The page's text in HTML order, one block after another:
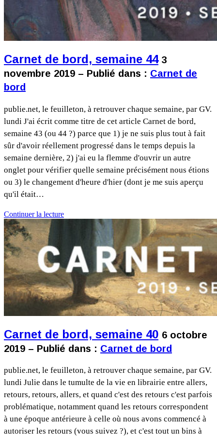
Carnet de bord, semaine 44 3
novembre 2019 – Publié dans : Carnet de
bord
publie.net, le feuilleton, à retrouver chaque semaine, par GV.
lundi J'ai écrit comme titre de cet article Carnet de bord,
semaine 43 (ou 44 ?) parce que 1) je ne suis plus tout à fait
sûr d'avoir réellement progressé dans le temps depuis la
semaine dernière, 2) j'ai eu la flemme d'ouvrir un autre
onglet pour vérifier quelle semaine précisément nous étions
ou 3) le changement d'heure d'hier (dont je me suis aperçu
qu'il était…
Continuer la lecture
Carnet de bord, semaine 40 6 octobre
2019 – Publié dans : Carnet de bord
publie.net, le feuilleton, à retrouver chaque semaine, par GV.
lundi Julie dans le tumulte de la vie en librairie entre allers,
retours, retours, allers, et quand c'est des retours c'est parfois
problématique, notamment quand les retours correspondent
à une époque antérieure à celle où nous avons commencé à
autoriser les retours (vous suivez ?), et c'est tout un bins à